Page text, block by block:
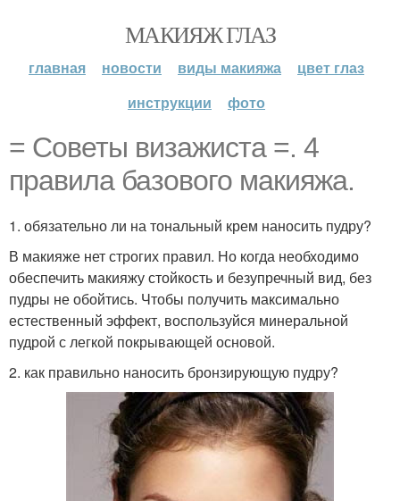
МАКИЯЖ ГЛАЗ
главная новости виды макияжа
цвет глаз
инструкции
фото
= Советы визажиста =. 4
правила базового макияжа.
1. обязательно ли на тональный крем наносить пудру?
В макияже нет строгих правил. Но когда необходимо
обеспечить макияжу стойкость и безупречный вид, без
пудры не обойтись. Чтобы получить максимально
естественный эффект, воспользуйся минеральной
пудрой с легкой покрывающей основой.
2. как правильно наносить бронзирующую пудру?